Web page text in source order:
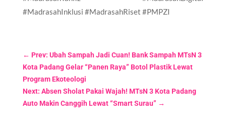
#MadrasahInklusi #MadrasahRiset #PMPZI
← Prev: Ubah Sampah Jadi Cuan! Bank Sampah MTsN 3
Kota Padang Gelar “Panen Raya” Botol Plastik Lewat
Program Ekoteologi
Next: Absen Sholat Pakai Wajah! MTsN 3 Kota Padang
Auto Makin Canggih Lewat “Smart Surau” →